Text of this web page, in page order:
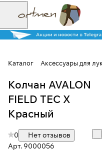
Каталог Аксессуары для
Колчан AVALON
FIELD TEC X
Красный
0
Нет отзывов
Арт. 9000056
Для клиентов всех
Разбейте
оплату на